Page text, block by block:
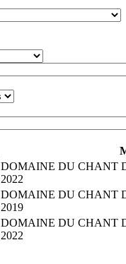
DOMAINE DU CHANT
2022
DOMAINE DU CHANT
2019
DOMAINE DU CHANT
2022